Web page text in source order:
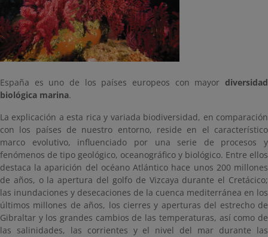
España es uno de los países europeos con mayor diversidad
biológica marina.
La explicación a esta rica y variada biodiversidad, en comparación
con los países de nuestro entorno, reside en el característico
marco evolutivo, influenciado por una serie de procesos y
fenómenos de tipo geológico, oceanográfico y biológico. Entre ellos
destaca la aparición del océano Atlántico hace unos 200 millones
de años, o la apertura del golfo de Vizcaya durante el Cretácico;
las inundaciones y desecaciones de la cuenca mediterránea en los
últimos millones de años, los cierres y aperturas del estrecho de
Gibraltar y los grandes cambios de las temperaturas, así como de
las salinidades, las corrientes y el nivel del mar durante las